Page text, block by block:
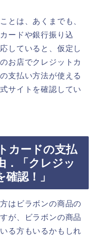
とは、あくまでも、
ードや銀行振り込
していると、仮定し
お店でクレジットカ
支払い方法が使える
サイトを確認してい
カードの支払
．「クレジッ
認！」
はビラボンの商品の
が、ビラボンの商品
る方もいるかもしれ